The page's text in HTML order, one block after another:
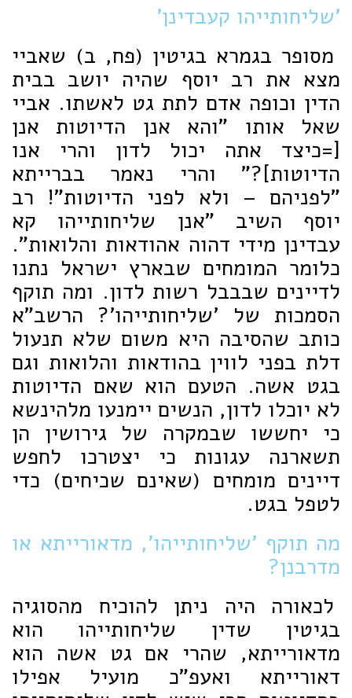
'שליחותייהו קעבדינן'
מסופר בגמרא בגיטין (פח, ב) שאביי
מצא את רב יוסף שהיה יושב בבית
הדין וכופה אדם לתת גט לאשתו. אביי
שאל אותו "והא אנן הדיוטות אנן
[=כיצד אתה יכול לדון והרי אנו
הדיוטות]?" והרי נאמר בברייתא
"לפניהם – ולא לפני הדיוטות"! רב
יוסף השיב "אנן שליחותייהו קא
עבדינן מידי דהוה אהודאות והלואות".
כלומר המומחים שבארץ ישראל נתנו
לדיינים שבבבל רשות לדון. ומה תוקף
הסמכות של 'שליחותייהו'? הרשב"א
כותב שהסיבה היא משום שלא תנעול
דלת בפני לווין בהודאות והלואות וגם
בגט אשה. הטעם הוא שאם הדיוטות
לא יוכלו לדון, הנשים יימנעו מלהינשא
כי יחששו שבמקרה של גירושין הן
תשארנה עגונות כי יצטרכו לחפש
דיינים מומחים (שאינם שכיחים) כדי
לטפל בגט.
מה תוקף 'שליחותייהו', מדאורייתא או
מדרבנן?
לכאורה היה ניתן להוכיח מהסוגיה
בגיטין שדין שליחותייהו הוא
מדאורייתא, שהרי אם גט אשה הוא
דאורייתא ואעפ"כ מועיל אפילו